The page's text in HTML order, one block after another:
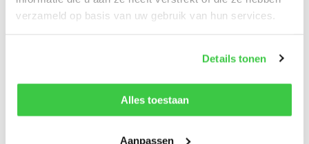
verzameld op basis van uw gebruik van hun services.
Details tonen
Alles toestaan
Aanpassen
Delen